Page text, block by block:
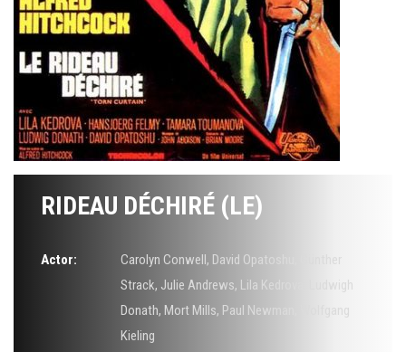
RIDEAU DÉCHIRÉ (LE)
Actor: Carolyn Conwell, David Opatoshu
Strack, Julie Andrews, Lila Kedrova
Ludwigh
Donath, Mort Mills, Paul Newman
Wolfgang
Kieling